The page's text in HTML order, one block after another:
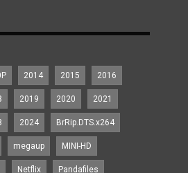
2014 2015 2016
2019 2020 2021
2024 BrRip.DTS.x264
megaup MINI-HD
Netflix Pandafiles